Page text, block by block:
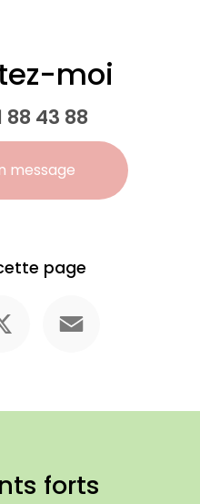
moi
88 43 88
message
page
forts